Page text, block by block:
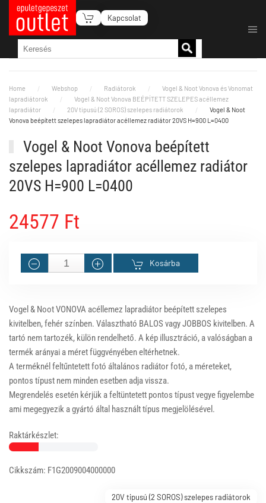
Fő tartalom átugrása
Kapcsolat
Home Webshop Radiátorok
Vogel & Noot Vonova és Vonomat
lapradiátorok
Vogel & Noot Vonova BEÉPÍTETT SZELEPES acéllemez
lapradiátor
20V tipusú (2 SOROS) szelepes radiátorok
Vogel & Noot
Vonova beépített szelepes lapradiátor acéllemez radiátor 20VS H=900 L=0400
Vogel & Noot Vonova beépített
szelepes lapradiátor acéllemez radiátor
20VS H=900 L=0400
24577 Ft
Kosárba
Vogel & Noot VONOVA acéllemez lapradiátor beépített szelepes
kivitelben, fehér színben. Választható BALOS vagy JOBBOS kivitelben. A
tartó nem tartozék, külön rendelhető. A kép illusztráció, a valóságban a
termék arányai a méret függvényében eltérhetnek.
A terméknél feltűntetett fotó általános radiátor fotó, a méreteket,
pontos típust nem minden esetben adja vissza.
Megrendelés esetén kérjük a feltüntetett pontos típust vegye figyelembe
ami megegyezik a gyártó által használt típus megjelölésével.
Raktárkészlet:
Cikkszám: F1G2009004000000
20V tipusú (2 SOROS) szelepes radiátorok